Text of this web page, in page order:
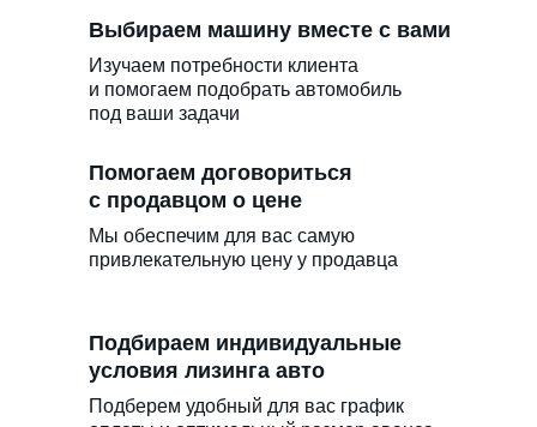
Подбираем индивидуальные
условия лизинга авто
Подберем удобный для вас график
Помогаем договориться
с продавцом о цене
Мы обеспечим для вас самую
привлекательную цену у продавца
Выбираем машину вместе с вами
Изучаем потребности клиента
и помогаем подобрать автомобиль
под ваши задачи